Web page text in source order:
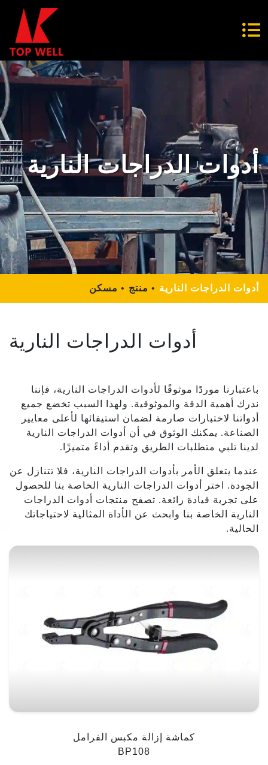
أدوات الدراجات النارية
مسكن منتج أدوات الدراجات النارية
أدوات الدراجات النارية
باعتبارنا موردًا موثوقًا لأدوات الدراجات النارية، فإننا
ندرك أهمية الدقة والموثوقية. ولهذا السبب تخضع جميع
أدواتنا لاختبارات صارمة لضمان استيفائها لأعلى معايير
الصناعة. يمكنك الوثوق في أن أدوات الدراجات النارية
لدينا تلبي متطلبات الطريق وتقدم أداءً متميزًا.
عندما يتعلق الأمر بأدوات الدراجات النارية، فلا تتنازل عن
الجودة. اختر أدوات الدراجات النارية الخاصة بنا للحصول
على تجربة قيادة رائعة. تصفح منتجات أدوات الدراجات
النارية الخاصة بنا وابحث عن الأداة المثالية لاحتياجاتك
الحالية.
كماشة إزالة مكبس الفرامل
BP108